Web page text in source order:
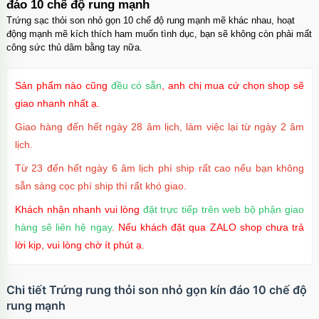
MãOP16Prtrị giá70.000₫
Ốp lưng iPhone 16 TPU Space trong suốt tối
giản
Mã OP16 trị giá70.000₫
Ốp lưng MagSafe iPhone 17 Air Clear Case
trong suốt
đáo 10 chế độ rung mạnh
Trứng sạc thỏi son nhỏ gọn 10 chế độ rung mạnh mẽ khác nhau, hoạt
động mạnh mẽ kích thích ham muốn tình dục, bạn sẽ không còn phải mất
công sức thủ dâm bằng tay nữa.
Sản phẩm nào cũng đều có sẵn , anh chị mua cứ chọn shop sẽ
giao nhanh nhất ạ.
Giao hàng đến hết ngày 28 âm lịch, làm việc lại từ ngày 2 âm
lịch.
Từ 23 đến hết ngày 6 âm lịch phí ship rất cao nếu bạn không
sẵn sàng cọc phí ship thì rất khó giao.
Khách nhận nhanh vui lòng đặt trực tiếp trên web bộ phận giao
hàng sẽ liên hệ ngay. Nếu khách đặt qua ZALO shop chưa trả
lời kịp, vui lòng chờ ít phút ạ.
Chi tiết Trứng rung thỏi son nhỏ gọn kín đáo 10 chế độ
rung mạnh